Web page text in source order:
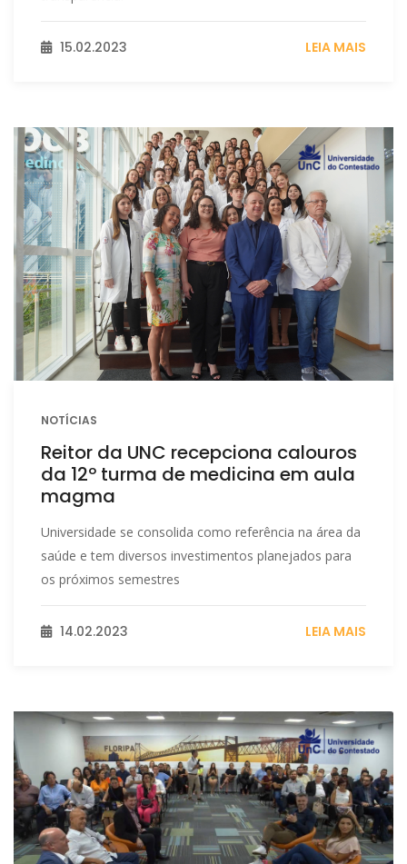
15.02.2023 LEIA MAIS
NOTÍCIAS
Reitor da UNC recepciona calouros
da 12º turma de medicina em aula
magma
Universidade se consolida como referência na área da
saúde e tem diversos investimentos planejados para
os próximos semestres
14.02.2023 LEIA MAIS